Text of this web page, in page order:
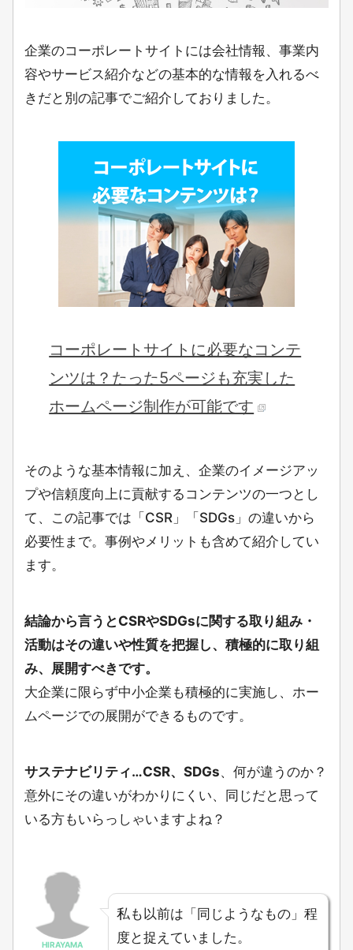
企業のコーポレートサイトには会社情報、事業内
容やサービス紹介などの基本的な情報を入れるべ
きだと別の記事でご紹介しておりました。
コーポレートサイトに必要なコンテ
ンツは？たった5ページも充実した
ホームページ制作が可能です
そのような基本情報に加え、企業のイメージアッ
プや信頼度向上に貢献するコンテンツの一つとし
て、この記事では 「CSR」「SDGs」の違いから
必要性まで。事例やメリットも含めて紹介してい
ます。
結論から言うとCSRやSDGsに関する取り組み・
活動はその違いや性質を把握し、積極的に取り組
み、展開すべきです。
大企業に限らず中小企業も積極的に実施し、ホー
ムページでの展開ができるものです。
サステナビリティ…CSR、SDGs、何が違うのか？
意外にその違いがわかりにくい、同じだと思って
いる方もいらっしゃいますよね？
HIRAYAMA
私も以前は「同じようなもの 」程
度と捉えていました。